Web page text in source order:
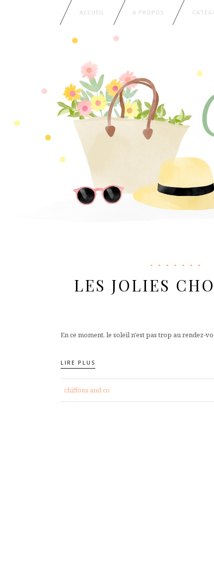
ACCUEIL A PROPOS
LES JOLIES
En ce moment, le soleil n'est pas trop au rendez-
LIRE PLUS
chiffons and co